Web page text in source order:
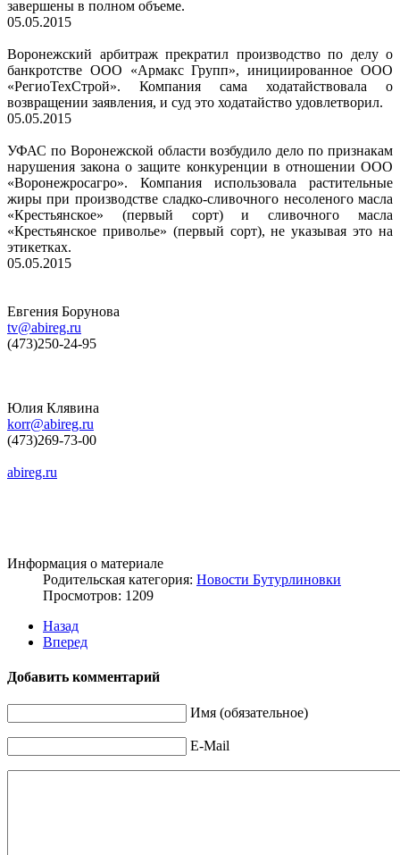
завершены в полном объеме.
05.05.2015
Воронежский арбитраж прекратил производство по делу о
банкротстве ООО «Армакс Групп», инициированное ООО
«РегиоТехСтрой». Компания сама ходатайствовала о
возвращении заявления, и суд это ходатайство удовлетворил.
05.05.2015
УФАС по Воронежской области возбудило дело по признакам
нарушения закона о защите конкуренции в отношении ООО
«Воронежросагро». Компания использовала растительные
жиры при производстве сладко-сливочного несоленого масла
«Крестьянское» (первый сорт) и сливочного масла
«Крестьянское приволье» (первый сорт), не указывая это на
этикетках.
05.05.2015
Евгения Борунова
tv@abireg.ru
(473)250-24-95
Юлия Клявина
korr@abireg.ru
(473)269-73-00
abireg.ru
Информация о материале
Родительская категория: Новости Бутурлиновки
Просмотров: 1209
Назад
Вперед
Добавить комментарий
Имя (обязательное)
E-Mail